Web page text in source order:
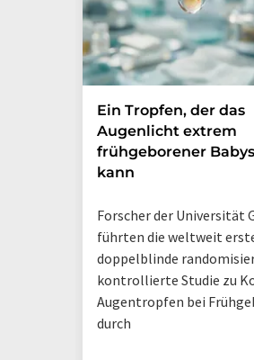
Ein Tropfen, der das
Augenlicht extrem
frühgeborener
kann
Forscher der Universität
führten die weltweit
doppelblinde
kontrollierte Studie zu
Augentropfen bei
durch